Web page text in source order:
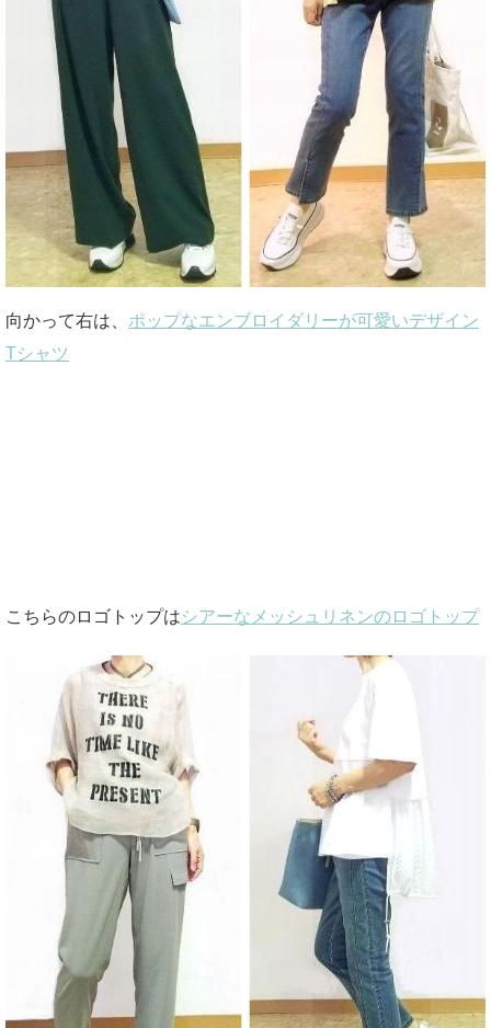
向かって右は、 ポップなエンブロイダリーが可愛いデザイン
Tシャツ
こちらのロゴトップはシアーなメッシュリネンのロゴトップ